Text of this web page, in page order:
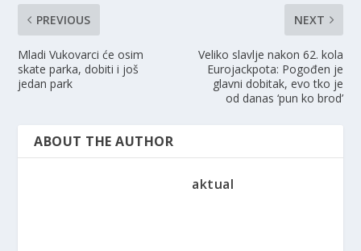
PREVIOUS
Mladi Vukovarci će osim
skate parka, dobiti i još
jedan park
NEXT
Veliko slavlje nakon 62. kola
Eurojackpota: Pogođen je
glavni dobitak, evo tko je
od danas ‘pun ko brod’
ABOUT THE AUTHOR
aktual